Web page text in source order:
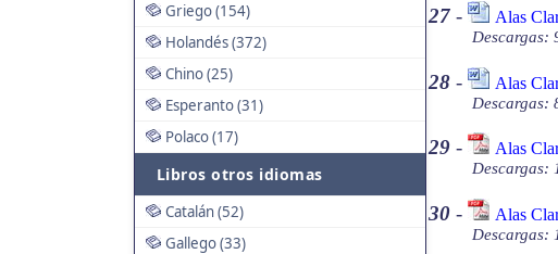
Griego (154)
Holandés (372)
Chino (25)
Esperanto (31)
Polaco (17)
Libros otros idiomas
Catalán (52)
Gallego (33)
27 - Alas
Descargas:
28 - Alas
Descargas:
29 - Alas
Descargas:
30 - Alas
Descargas: